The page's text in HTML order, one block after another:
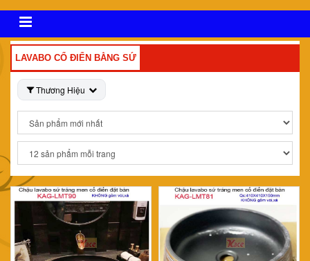
LAVABO CỔ ĐIỂN BẰNG SỨ
Thương Hiệu